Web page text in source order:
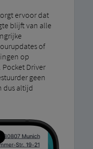
ervoor dat
blijft van alle
of
op
Driver
geen
dus altijd